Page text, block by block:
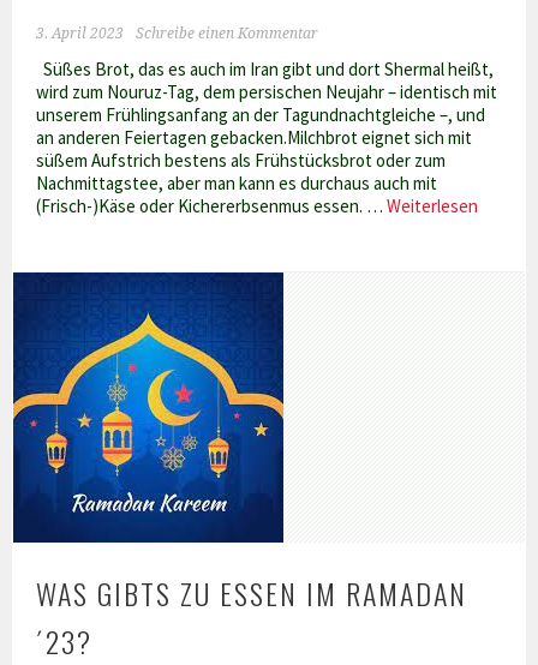
3. April 2023 Schreibe einen Kommentar
Süßes Brot, das es auch im Iran gibt und dort Shermal heißt,
wird zum Nouruz-Tag, dem persischen Neujahr – identisch mit
unserem Frühlingsanfang an der Tagundnachtgleiche –, und
an anderen Feiertagen gebacken.Milchbrot eignet sich mit
süßem Aufstrich bestens als Frühstücksbrot oder zum
Nachmittagstee, aber man kann es durchaus auch mit
(Frisch-)Käse oder Kichererbsenmus essen. …Weiterlesen
WAS GIBTS ZU ESSEN IM RAMADAN
´23?